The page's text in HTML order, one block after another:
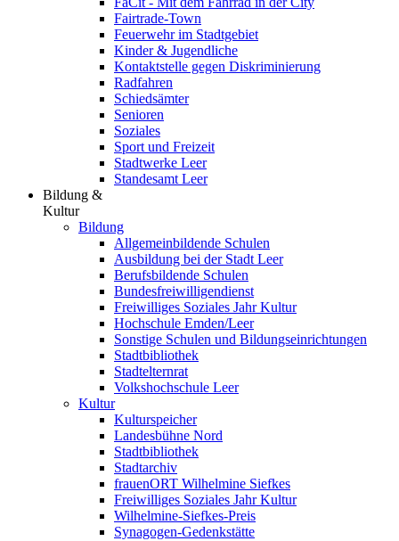
Fairtrade-Town
Feuerwehr im Stadtgebiet
Kinder & Jugendliche
Kontaktstelle gegen Diskriminierung
Radfahren
Schiedsämter
Senioren
Soziales
Sport und Freizeit
Stadtwerke Leer
Standesamt Leer
Bildung &
Kultur
Bildung
Allgemeinbildende Schulen
Ausbildung bei der Stadt Leer
Berufsbildende Schulen
Bundesfreiwilligendienst
Freiwilliges Soziales Jahr Kultur
Hochschule Emden/Leer
Sonstige Schulen und Bildungseinrichtungen
Stadtbibliothek
Stadtelternrat
Volkshochschule Leer
Kultur
Kulturspeicher
Landesbühne Nord
Stadtbibliothek
Stadtarchiv
frauenORT Wilhelmine Siefkes
Freiwilliges Soziales Jahr Kultur
Wilhelmine-Siefkes-Preis
Synagogen-Gedenkstätte